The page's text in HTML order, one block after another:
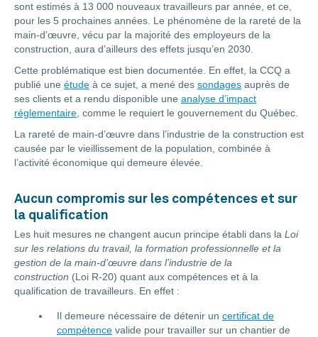
sont estimés à 13 000 nouveaux travailleurs par année, et ce,
pour les 5 prochaines années. Le phénomène de la rareté de la
main-d’œuvre, vécu par la majorité des employeurs de la
construction, aura d’ailleurs des effets jusqu’en 2030.
Cette problématique est bien documentée. En effet, la CCQ a
publié une étude à ce sujet, a mené des sondages auprès de
ses clients et a rendu disponible une analyse d’impact
réglementaire , comme le requiert le gouvernement du Québec.
La rareté de main-d’œuvre dans l’industrie de la construction est
causée par le vieillissement de la population, combinée à
l’activité économique qui demeure élevée.
Aucun compromis sur les compétences et sur
la qualification
Les huit mesures ne changent aucun principe établi dans la Loi
sur les relations du travail, la formation professionnelle et la
gestion de la main-d’œuvre dans l’industrie de la
construction (Loi R-20) quant aux compétences et à la
qualification de travailleurs. En effet :
Il demeure nécessaire de détenir un certificat de
compétence valide pour travailler sur un chantier de